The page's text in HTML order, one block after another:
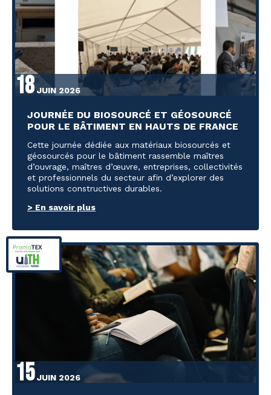
18JUIN 2026
JOURNÉE DU BIOSOURCÉ ET GÉOSOURCÉ
POUR LE BÂTIMENT EN HAUTS DE FRANCE
Cette journée dédiée aux matériaux biosourcés et
géosourcés pour le bâtiment rassemble maîtres
d’ouvrage, maîtres d’œuvre, entreprises, collectivités
et professionnels du secteur afin d’explorer des
solutions constructives durables.
> En savoir plus
15JUIN 2026